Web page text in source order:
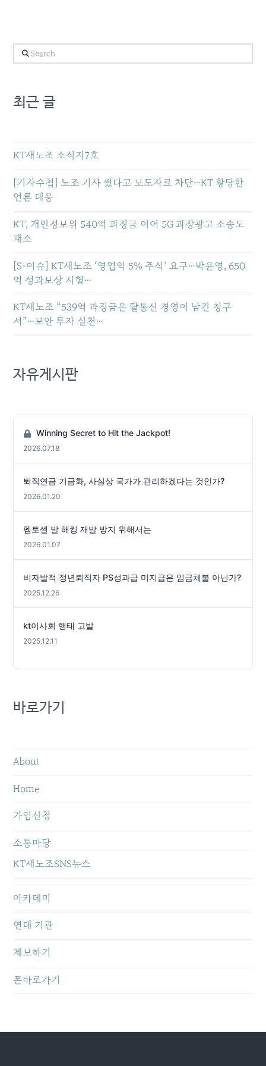
Search
최근 글
KT새노조 소식지7호
[기자수첩] 노조 기사 썼다고 보도자료 차단…KT 황당한
언론 대응
KT, 개인정보위 540억 과징금 이어 5G 과장광고 소송도
패소
[S-이슈] KT새노조 ‘영업익 5% 주식’ 요구…박윤영, 650
억 성과보상 시험…
KT새노조 “539억 과징금은 탈통신 경영이 남긴 청구
서”…보안 투자 실천…
자유게시판
Winning Secret to Hit the Jackpot!
2026.07.18
퇴직연금 기금화, 사실상 국가가 관리하겠다는 것인가?
2026.01.20
펨토셀 발 해킹 재발 방지 위해서는
2026.01.07
비자발적 정년퇴직자 PS성과급 미지급은 임금체불 아닌가?
2025.12.26
kt이사회 행태 고발
2025.12.11
바로가기
About
Home
가입신청
소통마당
KT새노조SNS뉴스
아카데미
연대 기관
제보하기
폰바로가기